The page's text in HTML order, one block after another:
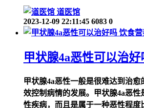
道医馆
2023-12-09 22:11:45 6083 0
饮食营
甲状腺4a恶性可以治好
甲状腺4a恶性一般是很难达到治
效控制病情的发展。甲状腺4a恶性
性疾病，而且是属于一种恶性程度